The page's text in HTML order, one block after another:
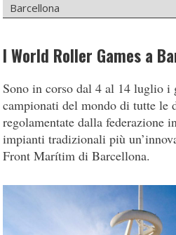
Barcellona
I World Roller Games a
Sono in corso dal 4 al 14 luglio i
campionati del mondo di tutte le
regolamentate dalla federazione
impianti tradizionali più
Front Marítim di Barcellona.